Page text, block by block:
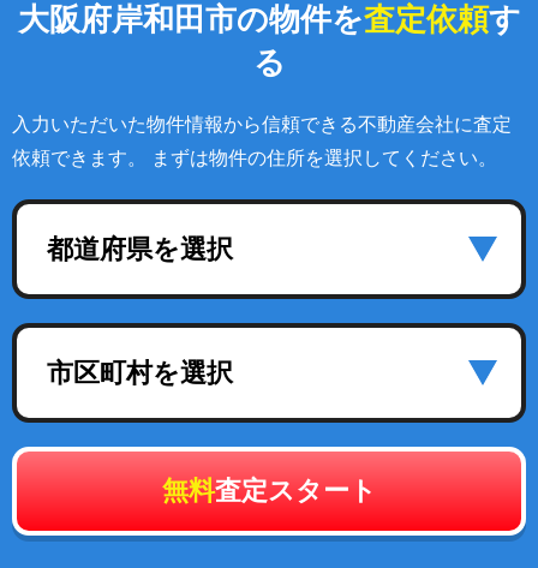
大阪府岸和田市の物件を査定依頼す
る
入力いただいた物件情報から信頼できる不動産会社に査定
依頼できます。 まずは物件の住所を選択してください。
都道府県を選択
市区町村を選択
無料査定スタート